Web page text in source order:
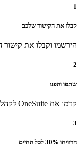
1
קבלו את הקישור שלכם
הירשמו וקבלו את קישור
2
שתפו והפנו
קדמו את OneSuite לקהל או ללקוחות שלכם.
3
הרוויחו 30% לכל החיים